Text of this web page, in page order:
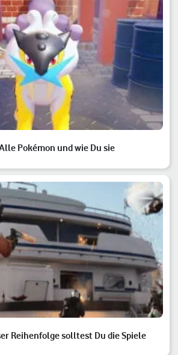
Pokémon und wie Du sie
Reihenfolge solltest Du die Spiele